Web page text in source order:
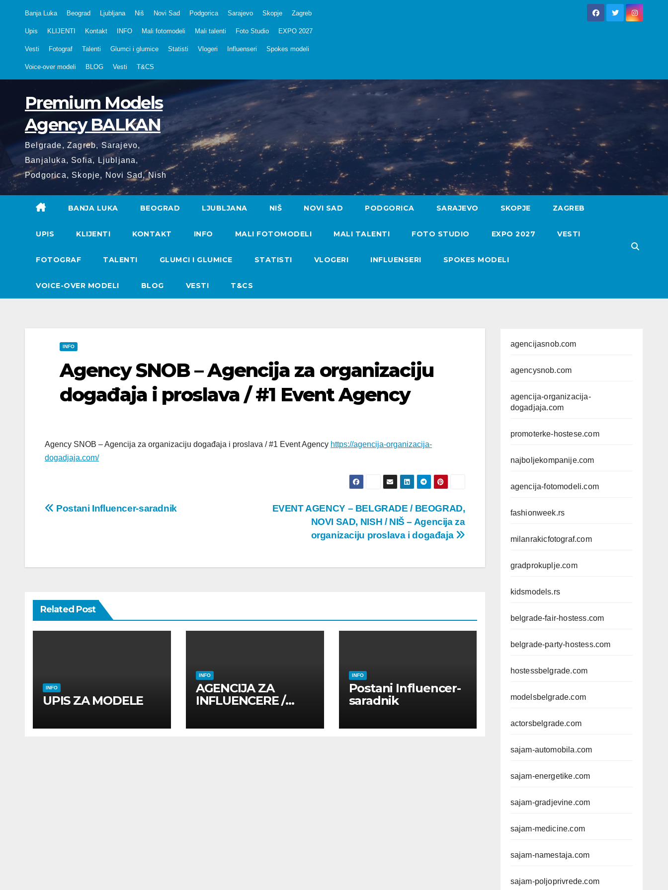
Banja Luka Beograd Ljubljana Niš Novi Sad Podgorica Sarajevo Skopje Zagreb
Upis KLIJENTI Kontakt INFO Mali fotomodeli Mali talenti Foto Studio EXPO 2027
Vesti Fotograf Talenti Glumci i glumice Statisti Vlogeri Influenseri Spokes modeli
Voice-over modeli BLOG Vesti T&CS
Premium Models
Agency BALKAN
Belgrade, Zagreb, Sarajevo,
Banjaluka, Sofia, Ljubljana,
Podgorica, Skopje, Novi Sad, Nish
BANJA LUKA BEOGRAD LJUBLJANA NIŠ NOVI SAD PODGORICA SARAJEVO SKOPJE ZAGREB
UPIS KLIJENTI KONTAKT INFO MALI FOTOMODELI MALI TALENTI FOTO STUDIO EXPO 2027 VESTI
FOTOGRAF TALENTI GLUMCI I GLUMICE STATISTI VLOGERI INFLUENSERI SPOKES MODELI
VOICE-OVER MODELI BLOG VESTI T&CS
INFO
Agency SNOB – Agencija za organizaciju
događaja i proslava / #1 Event Agency
Agency SNOB – Agencija za organizaciju događaja i proslava / #1 Event Agency https://agencija-organizacija-
dogadjaja.com/
Post
EVENT AGENCY – BELGRADE / BEOGRAD,
NOVI SAD, NISH / NIŠ – Agencija za
organizaciju proslava i događaja
Postani Influencer-saradnik
Related Post
INFO
UPIS ZA MODELE
INFO
AGENCIJA ZA
INFLUENCERE /
UTICAJNE OSOBE
INFO
Postani Influencer-
saradnik
agencijasnob.com
agencysnob.com
agencija-organizacija-
dogadjaja.com
promoterke-hostese.com
najboljekompanije.com
agencija-fotomodeli.com
fashionweek.rs
milanrakicfotograf.com
gradprokuplje.com
kidsmodels.rs
belgrade-fair-hostess.com
belgrade-party-hostess.com
hostessbelgrade.com
modelsbelgrade.com
actorsbelgrade.com
sajam-automobila.com
sajam-energetike.com
sajam-gradjevine.com
sajam-medicine.com
sajam-namestaja.com
sajam-poljoprivrede.com